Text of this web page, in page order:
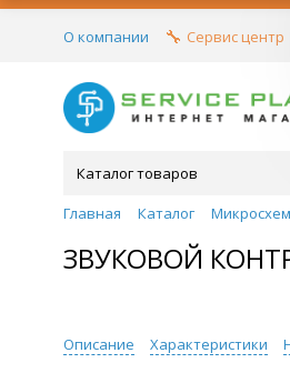
О компании Сервис центр
Каталог товаров
Главная
Каталог
ЗВУКОВОЙ
Описание Характеристики